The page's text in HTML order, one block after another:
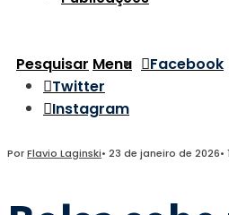
Pesquisar Menu
Facebook
Twitter
Instagram
PorFlavio Laginski• 23 de janeiro de 2026•